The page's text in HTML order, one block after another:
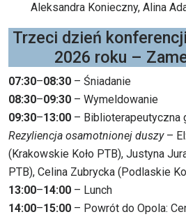
Aleksandra Konieczny, Alina
Trzeci dzień
2026 roku –
07:30–08:30 – Śniadanie
08:30–09:30 – Wymeldowanie
09:30–13:00 – Biblioterapeutyczna
Rezyliencja osamotnionej duszy–
(Krakowskie Koło PTB), Justyna
PTB), Celina Zubrycka (Podlaskie
13:00–14:00 – Lunch
14:00–15:00 – Powrót do Opola: